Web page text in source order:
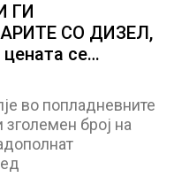
ГИ
СО ДИЗЕЛ,
се
во попладневните
број на